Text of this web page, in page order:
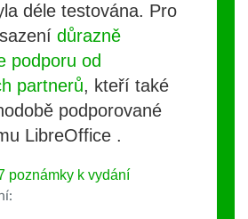
déle testována. Pro
důrazně
podporu od
partnerů, kteří také
podporované
LibreOffice .
poznámky k vydání